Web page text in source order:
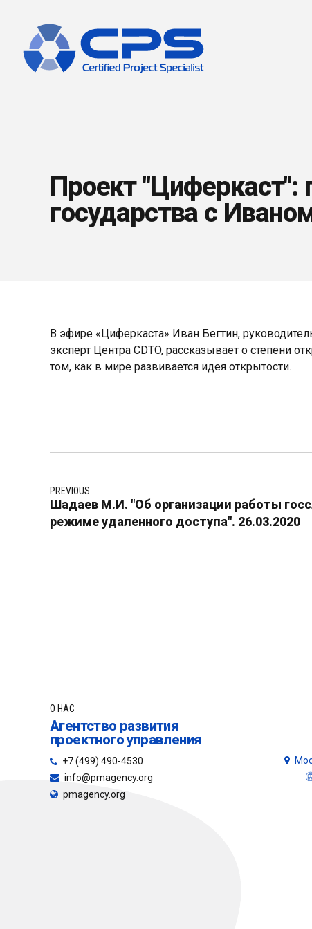
Проект "Циферкаст":
государства с
В эфире «Циферкаста» Иван Бегтин,
эксперт Центра CDTO, рассказывает о степени
том, как в мире развивается идея открытости.
PREVIOUS
Шадаев М.И. "Об организации работы
режиме удаленного доступа". 26.03.2020
О НАС
Агентство развития
проектного управления
+7 (499) 490-4530
info@pmagency.org
pmagency.org